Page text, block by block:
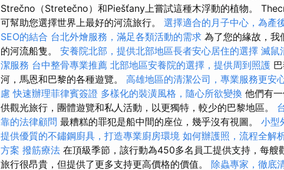
Strečno（Stretečno）和Piešťany上嘗試這種木浮動的植物。
可幫助您選擇世界上最好的河流旅行。 選擇適合的月子中心，為產
SEO的結合 台北外燴服務，滿足各類活動的需求 為了您的緣故，我
的河流船隻。 安養院北部，提供北部地區長者安心居住的選擇 滅鼠
潔服務 台中整骨專業推薦 北部地區安養院的選擇，提供周到照護
河，馬恩和巴黎的各種遊覽。 高雄地區的清潔公司，專業服務更安
慮 快速辦理菲律賓簽證 多樣化的裝潢風格，隨心所欲變換 他們有
供觀光旅行，團體遊覽和私人活動，以更獨特，較少的巴黎地區。
靠的法律顧問 最糟糕的罪犯是船中間的座位，幾乎沒有視圖。 小型
提供優質的不鏽鋼廚具，打造專業廚房環境 如何辦護照，流程全解
方案 撥筋療法 在頂級季節，該行動為450多名員工提供支持，每艘
旅行很昂貴，但提供了更多支持更高價格的價值。 除蟲專家，徹底